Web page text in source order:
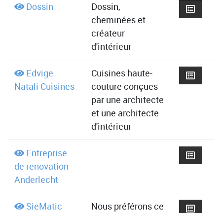
Dossin
Dossin,
cheminées et
créateur
d'intérieur
Edvige
Natali Cuisines
Cuisines haute-
couture conçues
par une architecte
et une architecte
d'intérieur
Entreprise
de renovation
Anderlecht
SieMatic
Nous préférons ce